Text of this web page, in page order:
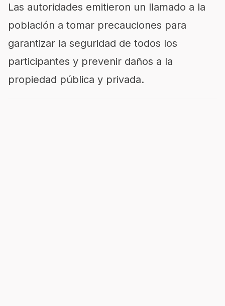
Las autoridades emitieron un llamado a la
población a tomar precauciones para
garantizar la seguridad de todos los
participantes y prevenir daños a la
propiedad pública y privada.